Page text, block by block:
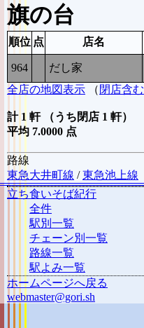
旗の台
順位 点 店名
964 だし家
全店の地図表示 （ 閉店含む
計 1 軒 （うち閉店 1 軒）
平均 7.0000 点
路線
東急大井町線 /東急池上線
立ち食いそば紀行
全件
駅別一覧
チェーン別一覧
路線一覧
駅よみ一覧
ホームページへ戻る
webmaster@gori.sh